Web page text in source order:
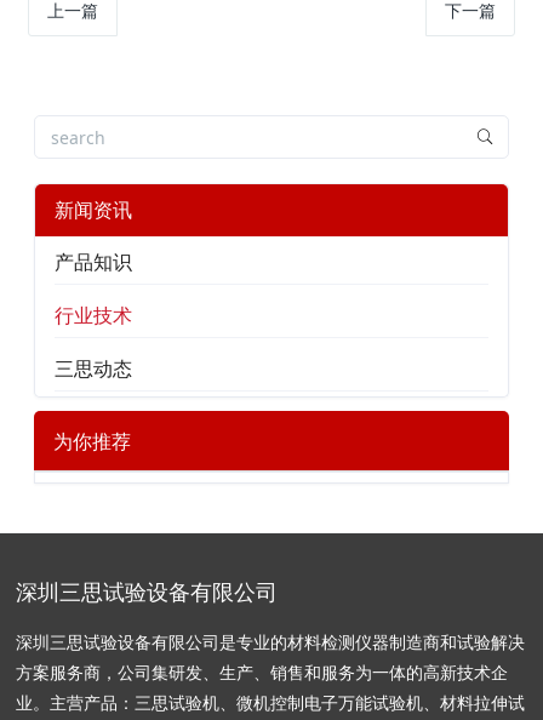
上一篇 下一篇
新闻资讯
产品知识
行业技术
三思动态
为你推荐
深圳三思试验设备有限公司
深圳三思试验设备有限公司是专业的材料检测仪器制造商和试验解决
方案服务商，公司集研发、生产、销售和服务为一体的高新技术企
业。主营产品：三思试验机、微机控制电子万能试验机、材料拉伸试